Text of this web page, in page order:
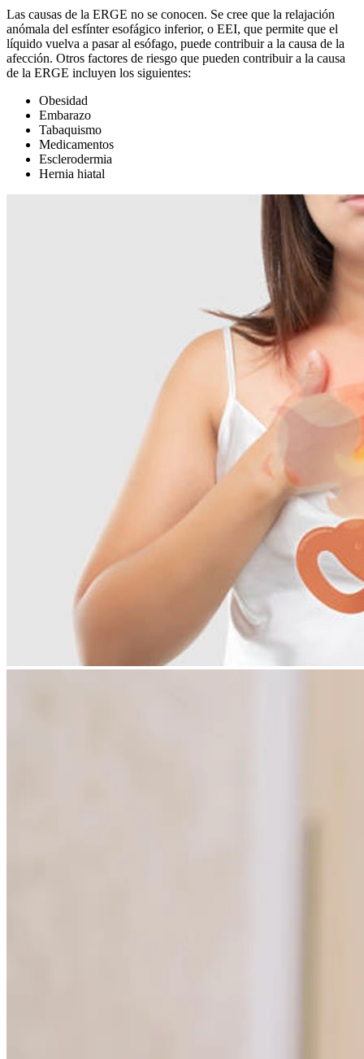
Las causas de la ERGE no se conocen. Se cree que la relajación
anómala del esfínter esofágico inferior, o EEI, que permite que el
líquido vuelva a pasar al esófago, puede contribuir a la causa de la
afección. Otros factores de riesgo que pueden contribuir a la causa
de la ERGE incluyen los siguientes:
Obesidad
Embarazo
Tabaquismo
Medicamentos
Esclerodermia
Hernia hiatal